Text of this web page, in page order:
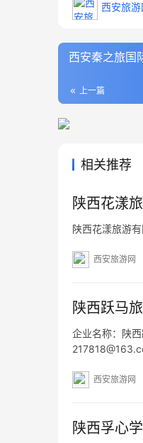
西安旅游
西安秦之旅国
上一篇
相关推荐
陕西花漾
陕西花漾旅游
西安旅游网
陕西跃马
企业名称：陕
西安旅游网
陕西孚心